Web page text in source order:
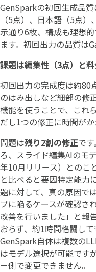
GenSparkの初回生成品
（5点）、日本語（5点
示通り6枚、構成も理想
ます。初回出力の品質は
課題は編集性（3点）と料
初回出力の完成度は約80
のはみ出しなど細部の修
機能を使うことで、これ
だし1つの修正に時間が
問題は残り2割の修正で
ろ、スライド編集AIのモ
年10月リリース）とのこ
と比べると要因特定能力
題に対して、真の原因で
プに陥るケースが確認さ
改善を行いました」と報
おらず、約1時間格闘して
GenSpark自体は複数の
はモデル選択が可能です
ー側で変更できません。